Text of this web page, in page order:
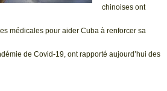
chinoises ont
médicales pour aider Cuba à renforcer sa
de Covid-19, ont rapporté aujourd’hui des